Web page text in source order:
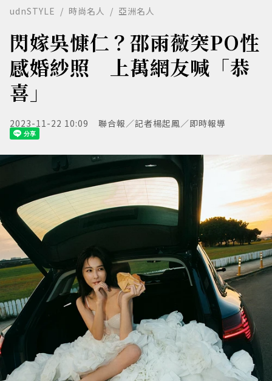
udnSTYLE 時尚名人 亞洲名人
閃嫁吳慷仁？邵雨薇突PO性
感婚紗照 上萬網友喊「恭
喜」
2023-11-22 10:09 聯合報／記者楊起鳳／即時報導